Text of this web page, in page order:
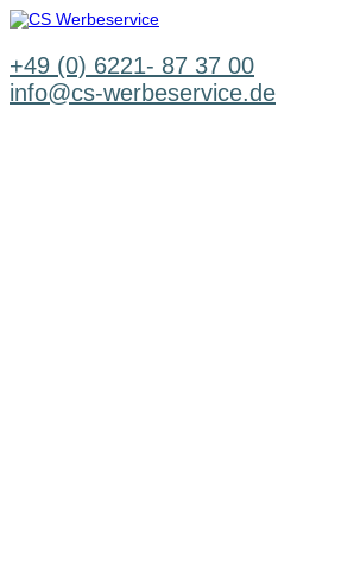
Zum
springen
+49 (0) 6221- 87 37 00
info@cs-werbeservice.de